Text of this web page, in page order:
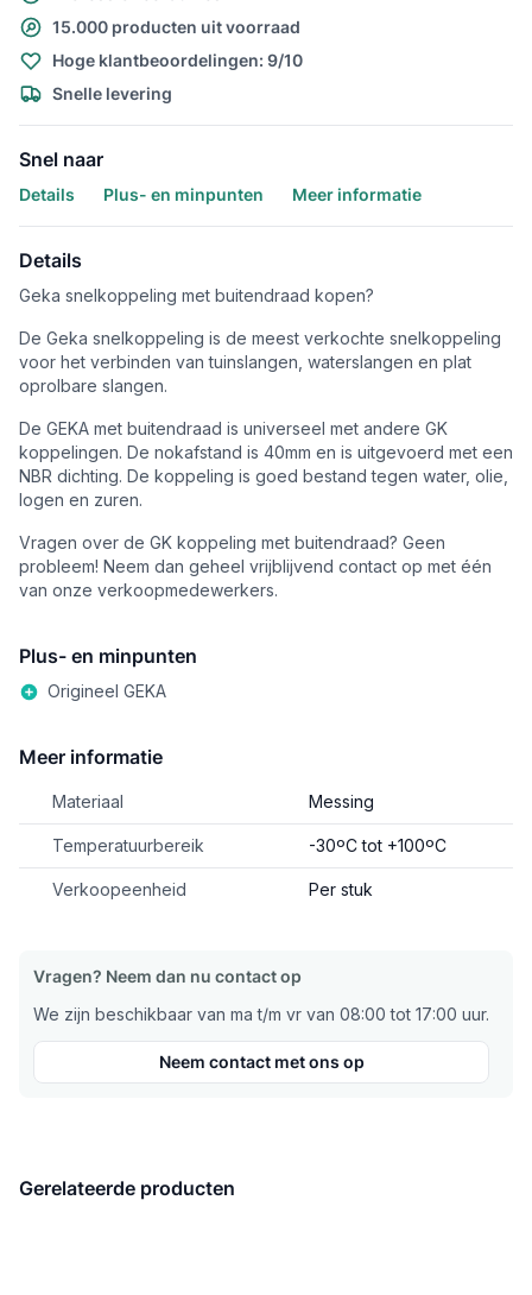
15.000 producten uit voorraad
Hoge klantbeoordelingen: 9/10
Snelle levering
Snel naar
Details Plus- en minpunten Meer informatie
Details
Geka snelkoppeling met buitendraad kopen?
De Geka snelkoppeling is de meest verkochte snelkoppeling
voor het verbinden van tuinslangen, waterslangen en plat
oprolbare slangen.
De GEKA met buitendraad is universeel met andere GK
koppelingen. De nokafstand is 40mm en is uitgevoerd met een
NBR dichting. De koppeling is goed bestand tegen water, olie,
logen en zuren.
Vragen over de GK koppeling met buitendraad? Geen
probleem! Neem dan geheel vrijblijvend contact op met één
van onze verkoopmedewerkers.
Plus- en minpunten
Origineel GEKA
Meer informatie
Materiaal Messing
Temperatuurbereik -30ºC tot +100ºC
Verkoopeenheid Per stuk
Vragen? Neem dan nu contact op
We zijn beschikbaar van ma t/m vr van 08:00 tot 17:00 uur.
Neem contact met ons op
Gerelateerde producten